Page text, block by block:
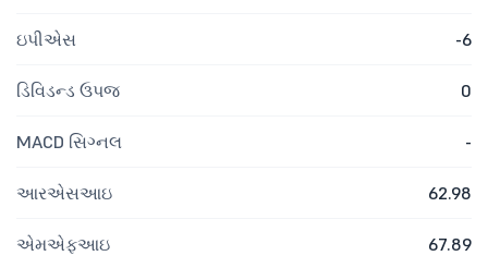
ઇપીએસ -6
ડિવિડન્ડ ઉપજ 0
MACD સિગ્નલ -
આરએસઆઇ 62.98
એમએફઆઇ 67.89